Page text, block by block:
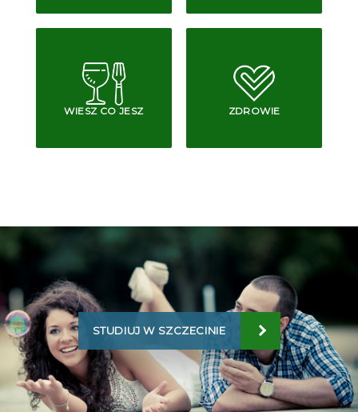
WIESZ CO JESZ ZDROWIE
STUDIUJ W SZCZECINIE